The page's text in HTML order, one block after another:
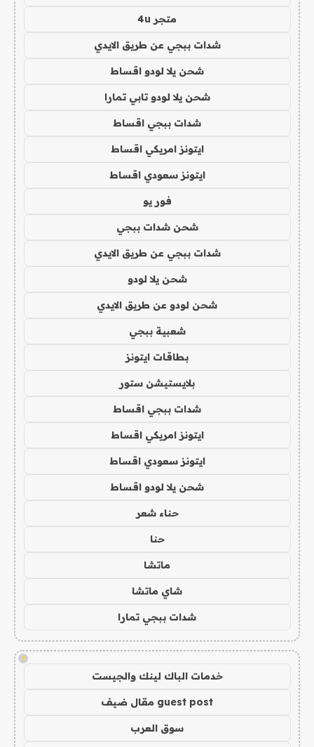
متجر 4u
شدات ببجي عن طريق الايدي
شحن يلا لودو اقساط
شحن يلا لودو تابي تمارا
شدات ببجي اقساط
ايتونز امريكي اقساط
ايتونز سعودي اقساط
فور يو
شحن شدات ببجي
شدات ببجي عن طريق الايدي
شحن يلا لودو
شحن لودو عن طريق الايدي
شعبية ببجي
بطاقات ايتونز
بلايستيشن ستور
شدات ببجي اقساط
ايتونز امريكي اقساط
ايتونز سعودي اقساط
شحن يلا لودو اقساط
حناء شعر
حنا
ماتشا
شاي ماتشا
شدات ببجي تمارا
!
خدمات الباك لينك والجيست
guest post مقال ضيف
سوق العرب